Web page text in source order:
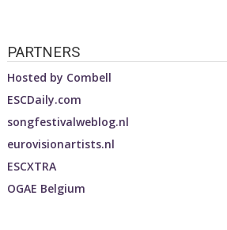
PARTNERS
Hosted by Combell
ESCDaily.com
songfestivalweblog.nl
eurovisionartists.nl
ESCXTRA
OGAE Belgium